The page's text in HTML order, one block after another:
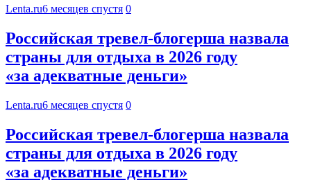
Lenta.ru6 месяцев спустя 0
Российская тревел-блогерша назвала
страны для отдыха в 2026 году
«за адекватные деньги»
Lenta.ru6 месяцев спустя 0
Российская тревел-блогерша назвала
страны для отдыха в 2026 году
«за адекватные деньги»